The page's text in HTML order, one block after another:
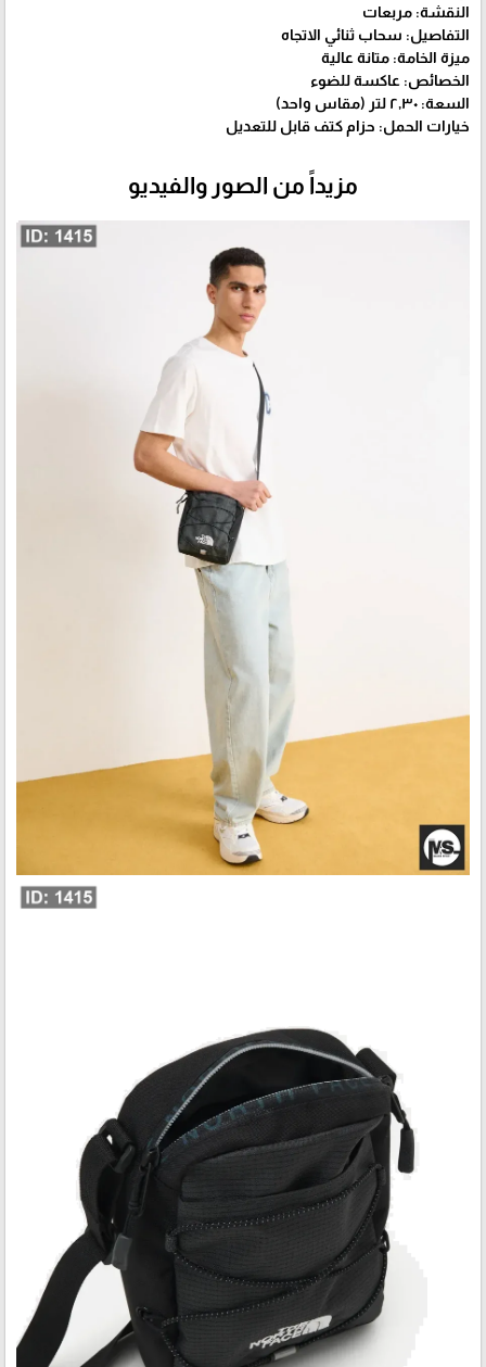
النقشة: مربعات
التفاصيل: سحاب ثنائي الاتجاه
ميزة الخامة: متانة عالية
الخصائص: عاكسة للضوء
السعة: ٢٫٣٠ لتر (مقاس واحد)
خيارات الحمل: حزام كتف قابل للتعديل
مزيداً من الصور والفيديو